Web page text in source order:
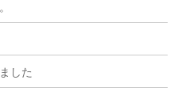
した